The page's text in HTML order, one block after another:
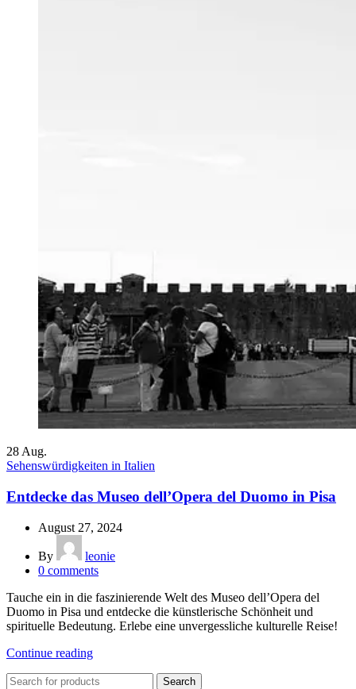
28 Aug.
Sehenswürdigkeiten in Italien
Entdecke das Museo dell’Opera del Duomo in Pisa
August 27, 2024
By
leonie
0 comments
Tauche ein in die faszinierende Welt des Museo dell’Opera del
Duomo in Pisa und entdecke die künstlerische Schönheit und
spirituelle Bedeutung. Erlebe eine unvergessliche kulturelle Reise!
Continue reading
Search